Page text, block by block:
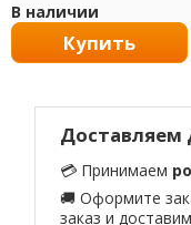
В наличии
Купить
Доставляем
💳 Принимаем
🚚 Оформите
заказ и